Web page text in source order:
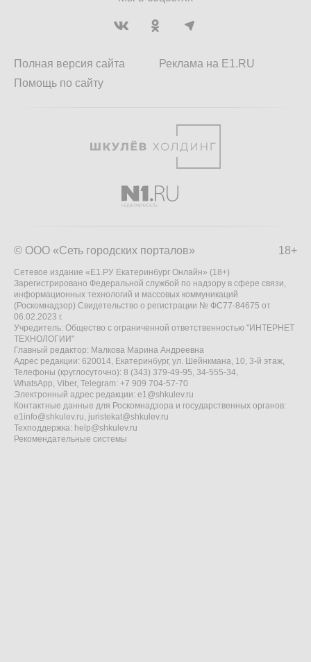
Полная версия сайта
Помощь по сайту
Реклама на E1.RU
18+
© ООО «Сеть городских порталов»
Сетевое издание «Е1.РУ Екатеринбург Онлайн» (18+)
Зарегистрировано Федеральной службой по надзору в сфере связи,
информационных технологий и массовых коммуникаций
(Роскомнадзор) Свидетельство о регистрации № ФС77-84675 от
06.02.2023 г.
Учредитель: Общество с ограниченной ответственностью "ИНТЕРНЕТ
ТЕХНОЛОГИИ"
Главный редактор: Малкова Марина Андреевна
Адрес редакции: 620014, Екатеринбург, ул. Шейнкмана, 10, 3-й этаж,
Телефоны (круглосуточно): 8 (343) 379-49-95, 34-555-34,
WhatsApp, Viber, Telegram: +7 909 704-57-70
Электронный адрес редакции: e1@shkulev.ru
Контактные данные для Роскомнадзора и государственных органов:
e1info@shkulev.ru, juristekat@shkulev.ru
Техподдержка: help@shkulev.ru
Рекомендательные системы